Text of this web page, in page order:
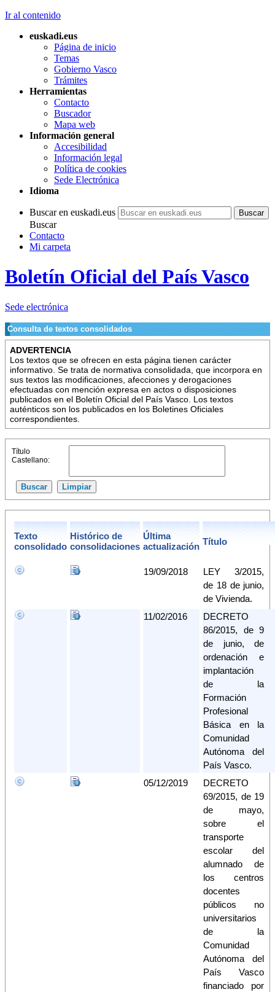
Ir al contenido
euskadi.eus
Página de inicio
Temas
Gobierno Vasco
Trámites
Herramientas
Contacto
Buscador
Mapa web
Información general
Accesibilidad
Información legal
Política de cookies
Sede Electrónica
Idioma
Buscar en euskadi.eus
Buscar
Contacto
Mi carpeta
Boletín Oficial del País Vasco
Sede electrónica
Consulta de textos consolidados
ADVERTENCIA
Los textos que se ofrecen en esta página tienen carácter
informativo. Se trata de normativa consolidada, que incorpora en
sus textos las modificaciones, afecciones y derogaciones
efectuadas con mención expresa en actos o disposiciones
publicados en el Boletín Oficial del País Vasco. Los textos
auténticos son los publicados en los Boletines Oficiales
correspondientes.
Título
Castellano:
Texto
consolidado
Histórico de
consolidaciones
Última
actualización Título
19/09/2018
LEY 3/2015,
de 18 de junio,
de Vivienda.
11/02/2016
DECRETO
86/2015, de 9
de junio, de
ordenación e
implantación
de la
Formación
Profesional
Básica en la
Comunidad
Autónoma del
País Vasco.
05/12/2019
DECRETO
69/2015, de 19
de mayo,
sobre el
transporte
escolar del
alumnado de
los centros
docentes
públicos no
universitarios
de la
Comunidad
Autónoma del
País Vasco
financiado por